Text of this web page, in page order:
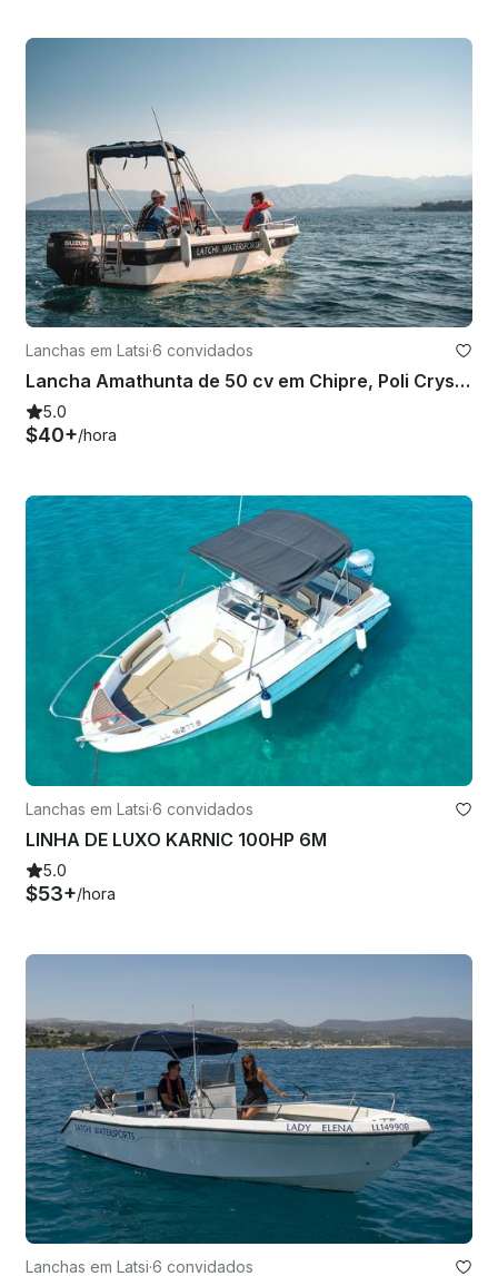
Lanchas em Latsi·6 convidados
Lancha Amathunta de 50 cv em Chipre, Poli Crysochous
5.0
$40+/hora
Lanchas em Latsi·6 convidados
LINHA DE LUXO KARNIC 100HP 6M
5.0
$53+/hora
Lanchas em Latsi·6 convidados